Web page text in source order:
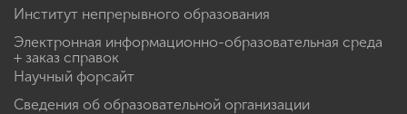
Институт непрерывного образования
Электронная информационно-образовательная среда
+ заказ справок
Научный форсайт
Сведения об образовательной организации